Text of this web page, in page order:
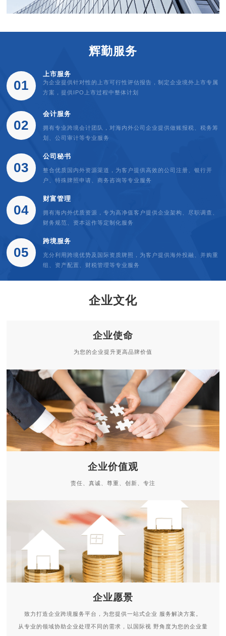
辉勤服务
01
上市服务
为企业提供针对性的上市可行性评估报告，制定企业境外上市专属
方案，提供IPO上市过程中整体计划
02
会计服务
拥有专业跨境会计团队，对海内外公司企业提供做账报税、税务筹
划、公司审计等专业服务
03
公司秘书
整合优质国内外资源渠道，为客户提供高效的公司注册、银行开
户、特殊牌照申请、商务咨询等专业服务
04
财富管理
拥有海内外优质资源，专为高净值客户提供企业架构、尽职调查、
财务规范、资本运作等定制化服务
05
跨境服务
充分利用跨境优势及国际资质牌照，为客户提供海外投融、并购重
组、资产配置、财税管理等专业服务
企业文化
企业使命
为您的企业提升更高品牌价值
企业价值观
责任、真诚、尊重、创新、专注
企业愿景
致力打造企业跨境服务平台，为您提供一站式企业 服务解决方案。
从专业的领域协助企业处理不同的需求，以国际视 野角度为您的企业量